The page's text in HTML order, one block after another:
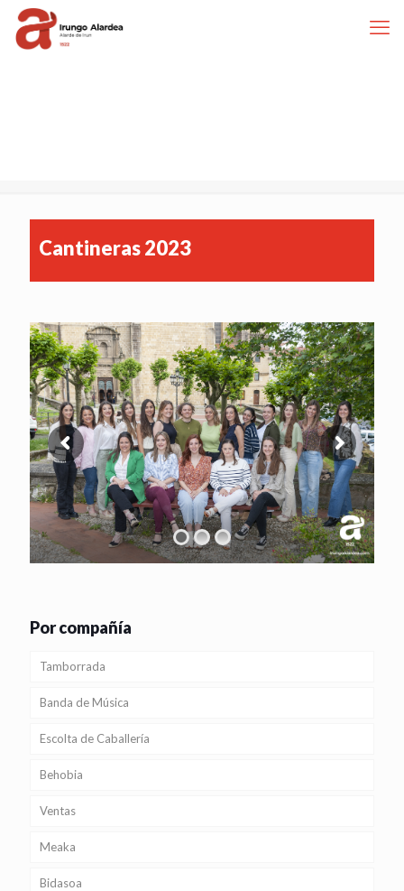
Cantineras 2023
Por compañía
Tamborrada
Banda de Música
Escolta de Caballería
Behobia
Ventas
Meaka
Bidasoa